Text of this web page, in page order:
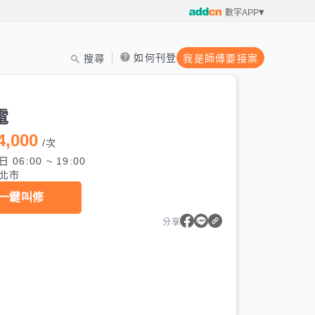
數字APP
搜尋 如何刊登 我是師傅要接案
/次
06:00 ~ 19:00
市
鍵叫修
分享